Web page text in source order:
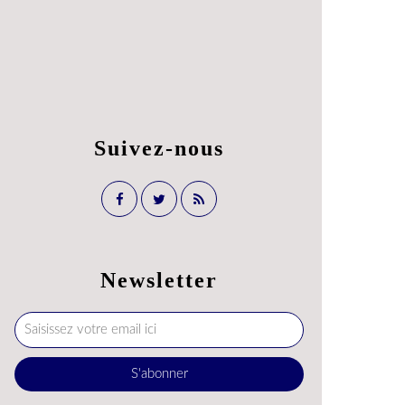
Newsletter
Suivez-nous